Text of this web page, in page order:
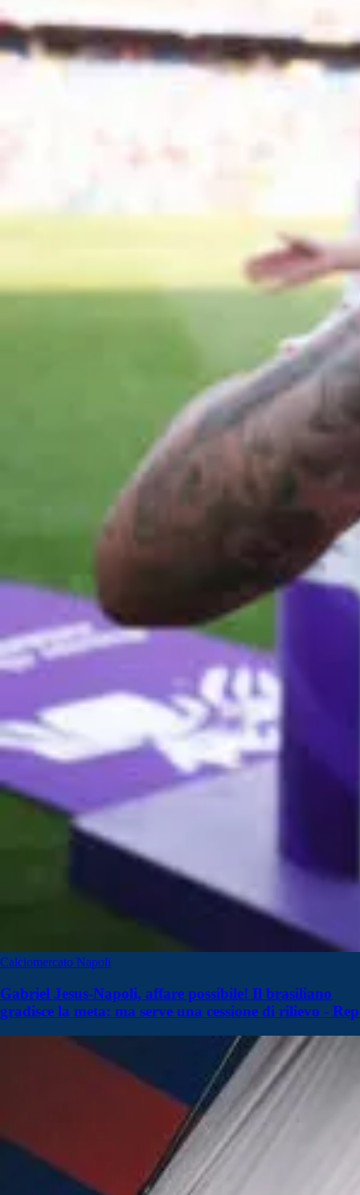
Calciomercato Napoli
Gabriel Jesus-Napoli, affare possibile! Il brasiliano
gradisce la meta: ma serve una cessione di rilievo - Rep